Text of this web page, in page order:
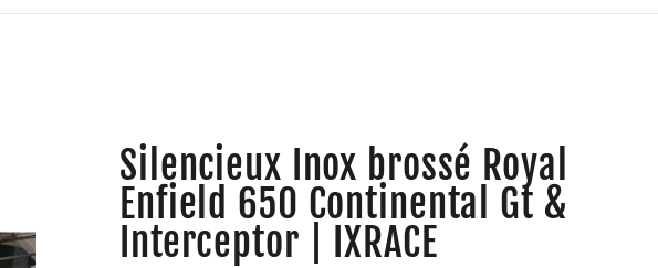
Silencieux Inox brossé Royal
Enfield 650 Continental Gt &
Interceptor | IXRACE